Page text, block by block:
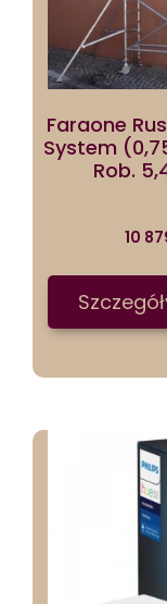
Faraone
System
Rob.
10